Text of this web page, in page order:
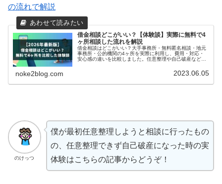
の流れで解説
借金相談どこがいい？【体験談】実際に無料で4
ヶ所相談した流れを解説
借金相談はどこがいい？大手事務所・無料匿名相談・地元
事務所・公的機関の4ヶ所を実際に利用し、費用・対応・
安心感の違いを比較しました。任意整理や自己破産など債
安心して始められる無料相談先を最新版として紹介しま
noke2blog.com 2023.06.05
のけっつ
僕が最初任意整理しようと相談に行ったもの
の、任意整理できず自己破産になった時の実
体験はこちらの記事からどうぞ！